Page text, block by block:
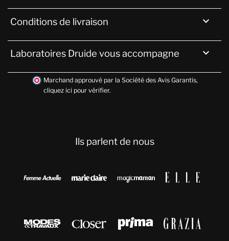
Conditions de livraison 
Laboratoires Druide vous accompagne 
Marchand approuvé par la Société des Avis Garantis,
cliquez ici pour vérifier.
Ils parlent de nous
   
   